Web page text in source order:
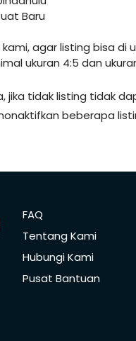
Baru
agar listing bisa di
ukuran 4:5 dan
jika tidak listing tidak
beberapa
FAQ
Tentang Kami
Hubungi Kami
Pusat Bantuan